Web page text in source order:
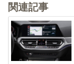
関連記事